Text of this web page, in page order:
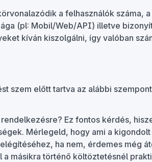
a felhasználók száma,
(pl: Mobil/Web/API) illetve
kíván kiszolgálni, így valóban
szem előtt tartva az alábbi
Ez fontos kérdés,
Mérlegeld, hogy ami a
ha nem, érdemes még
a másikra történő költöztetésnél